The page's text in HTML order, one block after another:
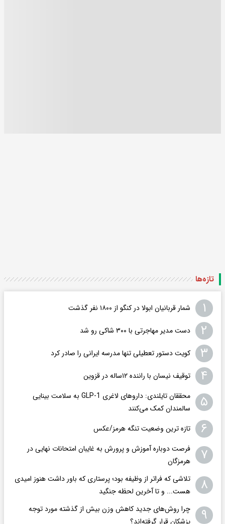
تازه‌ها
۱ شمار قربانیان ابولا در کنگو از ۱۸۰۰ نفر گذشت
۲ دست مدیر مهاجرتی با ۳۰۰ شاکی رو شد
۳ کویت دستور تعطیلی تنها مدرسه ایرانی را صادر کرد
۴ توقیف نیسان با راننده ۱۲ساله در قزوین
۵
محققان تایلندی: داروهای لاغری GLP-1 به سلامت بینایی
سالمندان کمک می‌کنند
۶ تازه ترین وضعیت تنگه هرمز/عکس
۷
فرصت دوباره آموزش و پرورش به غایبان امتحانات نهایی در
هرمزگان
۸
تلاشی که فراتر از وظیفه بود؛ پرستاری که باور داشت هنوز امیدی
هست... و تا آخرین لحظه جنگید
۹
چرا روش‌های جدید کاهش وزن بیش از گذشته مورد توجه